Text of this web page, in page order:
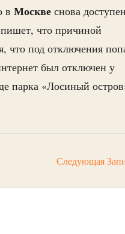
в Москве снова доступен
что причиной
что под отключения
был отключен у
парка «Лосиный
Следующая